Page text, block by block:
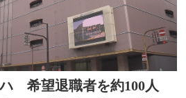
希望退職者を約100人